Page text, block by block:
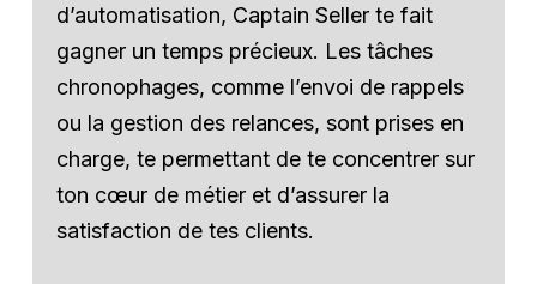
d’automatisation, Captain Seller te fait
gagner un temps précieux. Les tâches
chronophages, comme l’envoi de rappels
ou la gestion des relances, sont prises en
charge, te permettant de te concentrer sur
ton cœur de métier et d’assurer la
satisfaction de tes clients.